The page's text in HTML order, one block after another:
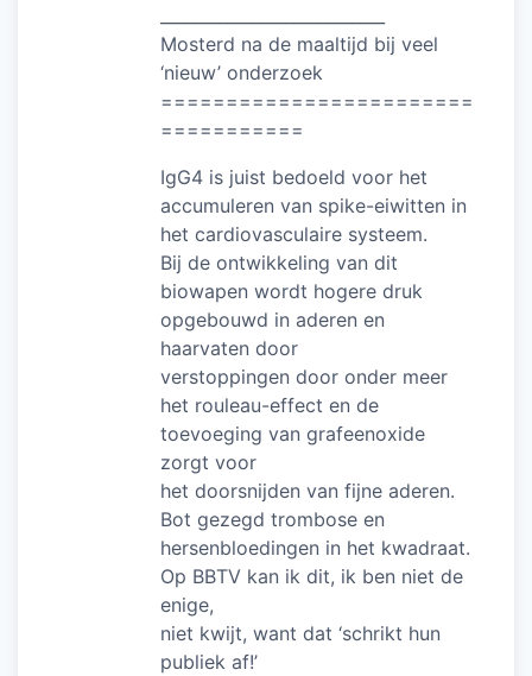
Mosterd na de maaltijd bij veel
‘nieuw’ onderzoek
========================
===========
IgG4 is juist bedoeld voor het
accumuleren van spike-eiwitten in
het cardiovasculaire systeem.
Bij de ontwikkeling van dit
biowapen wordt hogere druk
opgebouwd in aderen en
haarvaten door
verstoppingen door onder meer
het rouleau-effect en de
toevoeging van grafeenoxide
zorgt voor
het doorsnijden van fijne aderen.
Bot gezegd trombose en
hersenbloedingen in het kwadraat.
Op BBTV kan ik dit, ik ben niet de
enige,
niet kwijt, want dat ‘schrikt hun
publiek af!’